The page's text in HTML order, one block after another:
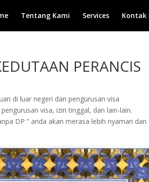
Tentang Kami Services Kontak
PERANCIS
di luar negeri dan pengurusan visa
visa, izin tinggal, dan lain-lain.
DP ” anda akan merasa lebih nyaman dan